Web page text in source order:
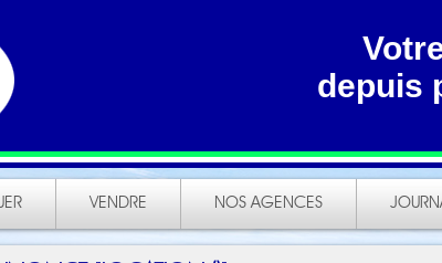
depuis
VENDRE NOS AGENCES